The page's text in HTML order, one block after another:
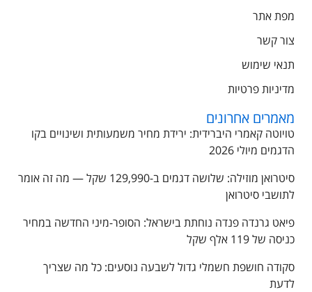
מפת אתר
צור קשר
תנאי שימוש
מדיניות פרטיות
מאמרים אחרונים
טויוטה קאמרי היברידית: ירידת מחיר משמעותית ושינויים בקו
הדגמים מיולי 2026
סיטרואן מוזילה: שלושה דגמים ב-129,990 שקל — מה זה אומר
לתושבי סיטרואן
פיאט גרנדה פנדה נוחתת בישראל: הסופר-מיני החדשה במחיר
כניסה של 119 אלף שקל
סקודה חושפת חשמלי גדול לשבעה נוסעים: כל מה שצריך
לדעת